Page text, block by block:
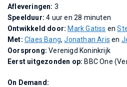
Afleveringen: 3
Speelduur:4 uur en 28 minuten
Ontwikkeld door: Mark Gatiss en
Met: Claes Bang,Jonathan Aris en
Oorsprong:Verenigd Koninkrijk
Eerst uitgezonden op: BBC One
On Demand: